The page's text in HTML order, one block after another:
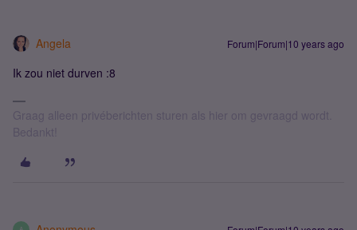
Angela Forum|Forum|10 years ago
Ik zou niet durven :8
Graag alleen privéberichten sturen als hier om gevraagd wordt.
Bedankt!